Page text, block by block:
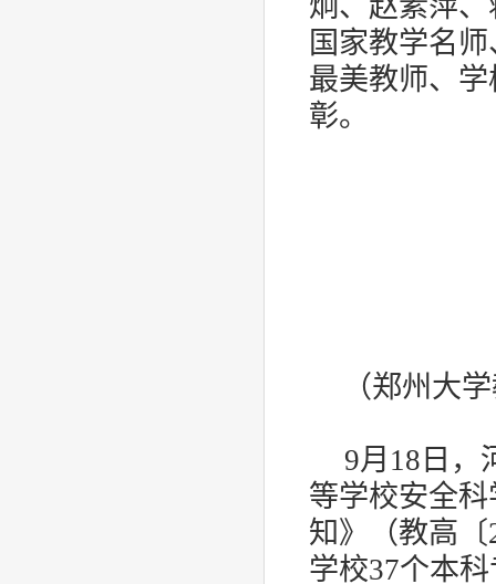
炯、赵素萍
国家教学名
最美教师、
彰。
（郑州大
9月 18 日，
等学校安全
知》（教高〔
学校37个本